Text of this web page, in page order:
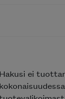
Hakusi ei